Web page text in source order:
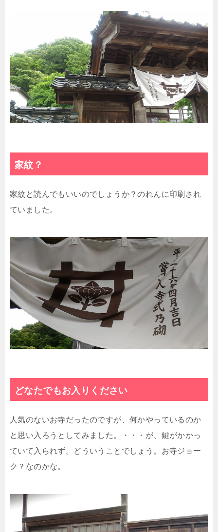
家紋？
家紋と読んでもいいのでしょうか？のれんに印刷され
ていました。
どなたでもお入りください
人気のないお寺だったのですが、何かやっているのか
と思い入ろうとしてみました。・・・が、鍵がかかっ
ていて入られず。どういうことでしょう。お寺ジョー
ク？なのかな。